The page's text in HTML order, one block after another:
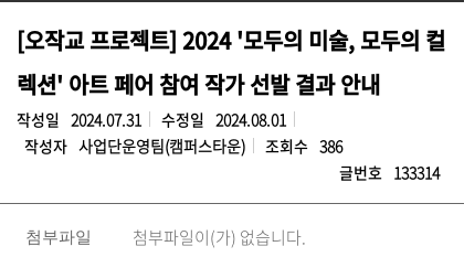
[오작교 프로젝트] 2024 '모두의 미술, 모두의 컬
렉션' 아트 페어 참여 작가 선발 결과 안내
작성일 2024.07.31 수정일 2024.08.01
작성자 사업단운영팀(캠퍼스타운) 조회수 386
글번호 133314
첨부파일 첨부파일이(가) 없습니다.